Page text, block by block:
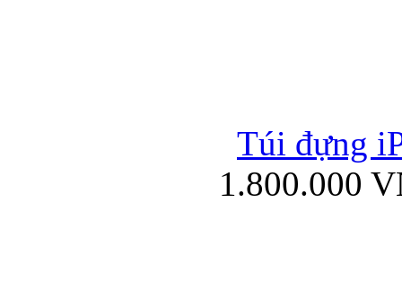
Túi xách da
Túi đựng
1.800.000